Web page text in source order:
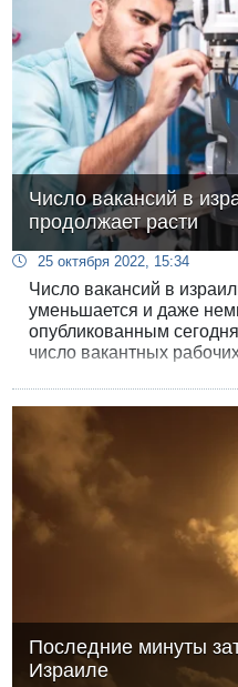
Число вакансий в
продолжает расти
25 октября 2022, 15:34
Число вакансий в
уменьшается и даже
опубликованным
число вакантных
Напомним, что это
период кризиса
блокады конца 2020
даже до 66 тысяч.
Последние минуты
Израиле